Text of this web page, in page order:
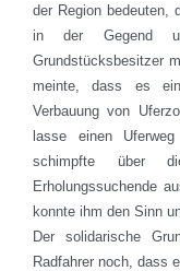
der Region bedeuten,
in der Gegend
Grundstücksbesitzer
meinte, dass es
Verbauung von
lasse einen
schimpfte über
Erholungssuchende
konnte ihm den Sinn
Der solidarische
Radfahrer noch, dass